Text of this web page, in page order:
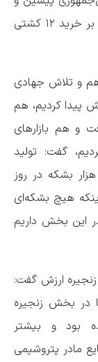
ابراهیم رئیسی، رئیس‌ دولت سیزدهم مبنی بر خرید ۱۲ کشتی
و تلاش جهادی
پیدا کردیم، هم
و هم بازارهای
گفت: تولید
گازی ایران نزدیک به ۷۰۰ تا ۷۵۰ هزار بشکه در روز
هیچ بشکه‌ای
این بخش داریم
ارزش گفت:
در بخش زنجیره
بود و بیشتر
مادر پتروشیمی